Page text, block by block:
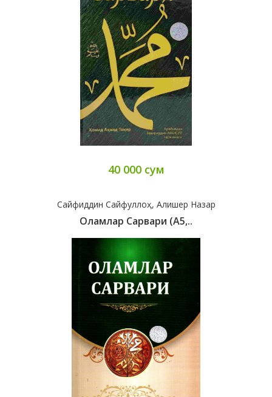
40 000 сум
Сайфиддин Сайфуллоҳ, Алишер Назар
Оламлар Сарвари (А5,..